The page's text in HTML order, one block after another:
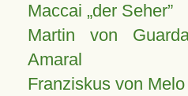
Maccai „der Seher”
Martin von
Amaral
Franziskus von Melo